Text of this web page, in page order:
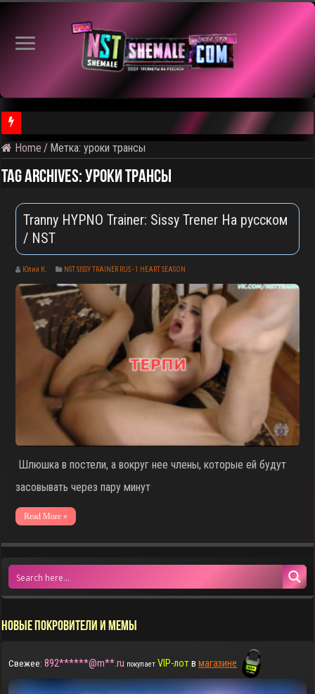
⚠️ Результаты голосования и тема следующего откртытого
Home / Метка:уроки трансы
Tag Archives:уроки трансы
Tranny HYPNO Trainer: Sissy Trener На русском
/ NST
Юлия К. NST SISSY TRAINER RUS - 1 HEART SEASON
Шлюшка в постели, а вокруг нее члены, которые ей будут
засовывать через пару минут
Read More »
НОВЫЕ ПОКРОВИТЕЛИ И МЕМЫ
Свежее: 892******@m**.ru покупает VIP-лотвмагазине